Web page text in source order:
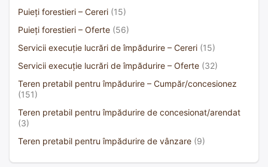
Puieți forestieri – Cereri (15)
Puieți forestieri – Oferte (56)
Servicii execuție lucrări de împădurire – Cereri (15)
Servicii execuție lucrări de împădurire – Oferte (32)
Teren pretabil pentru împădurire – Cumpăr/concesionez
(151)
Teren pretabil pentru împădurire de concesionat/arendat
(3)
Teren pretabil pentru împădurire de vânzare (9)